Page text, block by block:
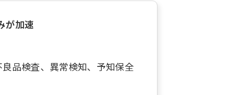
が加速
品検査、異常検知、予知保全